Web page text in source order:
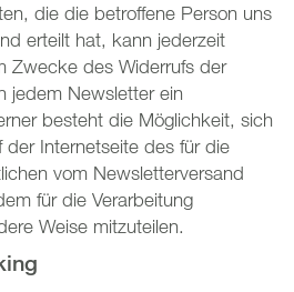
die die betroffene Person uns
erteilt hat, kann jederzeit
Zwecke des Widerrufs der
jedem Newsletter ein
besteht die Möglichkeit, sich
Internetseite des für die
vom Newsletterversand
für die Verarbeitung
Weise mitzuteilen.